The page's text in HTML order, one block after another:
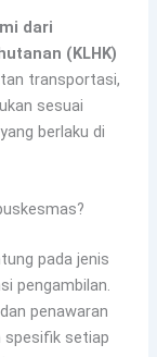
dari
(KLHK)
transportasi,
sesuai
berlaku di
pada jenis
pengambilan.
penawaran
spesifik setiap